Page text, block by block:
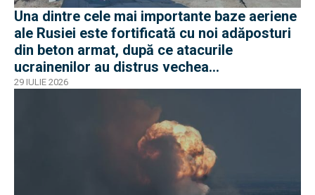
Una dintre cele mai importante baze aeriene
ale Rusiei este fortificată cu noi adăposturi
din beton armat, după ce atacurile
ucrainenilor au distrus vechea
infrastructură de apărare
29 IULIE 2026